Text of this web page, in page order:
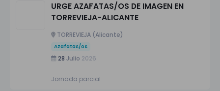
URGE AZAFATAS/OS DE IMAGEN EN
TORREVIEJA-ALICANTE
TORREVIEJA (Alicante)
Azafatas/os
28 Julio 2026
Jornada parcial